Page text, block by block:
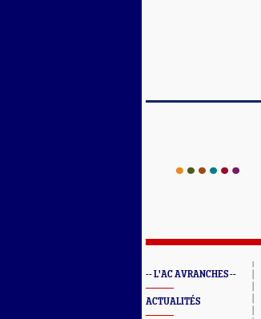
-- L'AC AVRANCHES --
ACTUALITÉS